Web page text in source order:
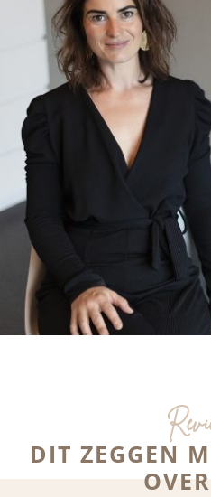
DIT ZEGGEN